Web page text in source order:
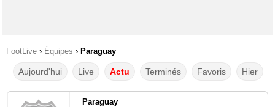
FootLive › Équipes › Paraguay
Aujourd'hui Live Actu Terminés Favoris Hier
Paraguay